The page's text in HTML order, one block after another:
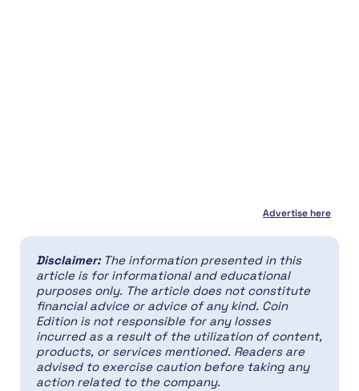
Advertise here
Disclaimer: The information presented in this
article is for informational and educational
purposes only. The article does not constitute
financial advice or advice of any kind. Coin
Edition is not responsible for any losses
incurred as a result of the utilization of content,
products, or services mentioned. Readers are
advised to exercise caution before taking any
action related to the company.